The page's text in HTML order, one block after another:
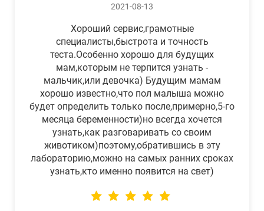
2021-08-13
Хороший сервис,грамотные
специалисты,быстрота и точность
теста.Особенно хорошо для будущих
мам,которым не терпится узнать -
мальчик,или девочка) Будущим мамам
хорошо известно,что пол малыша можно
будет определить только после,примерно,5-го
месяца беременности)но всегда хочется
узнать,как разговаривать со своим
животиком)поэтому,обратившись в эту
лабораторию,можно на самых ранних сроках
узнать,кто именно появится на свет)